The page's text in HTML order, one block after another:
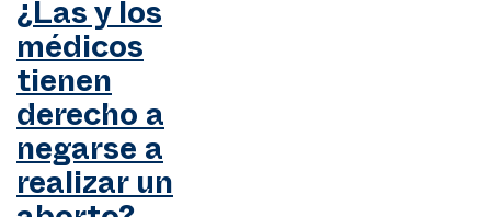
¿Las y los
médicos
tienen
derecho a
negarse a
realizar un